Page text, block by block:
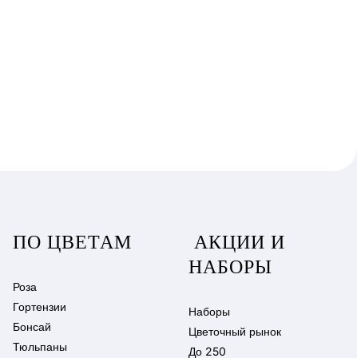
ПО ЦВЕТАМ
Роза
Гортензии
Бонсай
Тюльпаны
АКЦИИ И
НАБОРЫ
Наборы
Цветочный рынок
До 250